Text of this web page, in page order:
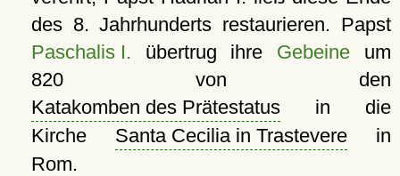
des 8. Jahrhunderts restaurieren. Papst
Paschalis I. übertrug ihre Gebeine um
820 von den
Katakomben des Prätestatusin die
Kirche Santa Cecilia in Trasteverein
Rom.